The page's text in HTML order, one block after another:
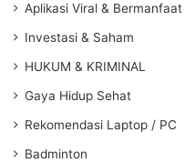
Aplikasi Viral & Bermanfaat
Investasi & Saham
HUKUM & KRIMINAL
Gaya Hidup Sehat
Rekomendasi Laptop / PC
Badminton